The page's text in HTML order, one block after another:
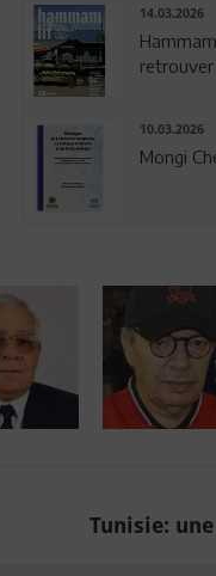
14.03.2026
retrouver
10.03.2026
Mongi
Tunisie: